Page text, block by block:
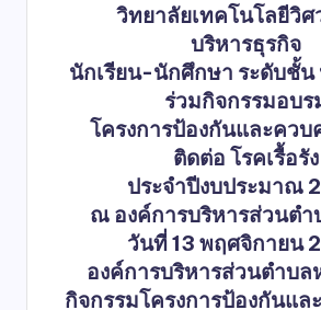
วิทยาลัยเทคโนโลยีวิศ
บริหารธุรกิจ
นักเรียน-นักศึกษา ระดับชั้น
ร่วมกิจกรรมอบร
โครงการป้องกันและควบ
ติดต่อ โรคเรื้อรัง
ประจำปีงบประมาณ
ณ องค์การบริหารส่วนตำ
วันที่ 13 พฤศจิกายน
องค์การบริหารส่วนตำบล
กิจกรรมโครงการป้องกันแล